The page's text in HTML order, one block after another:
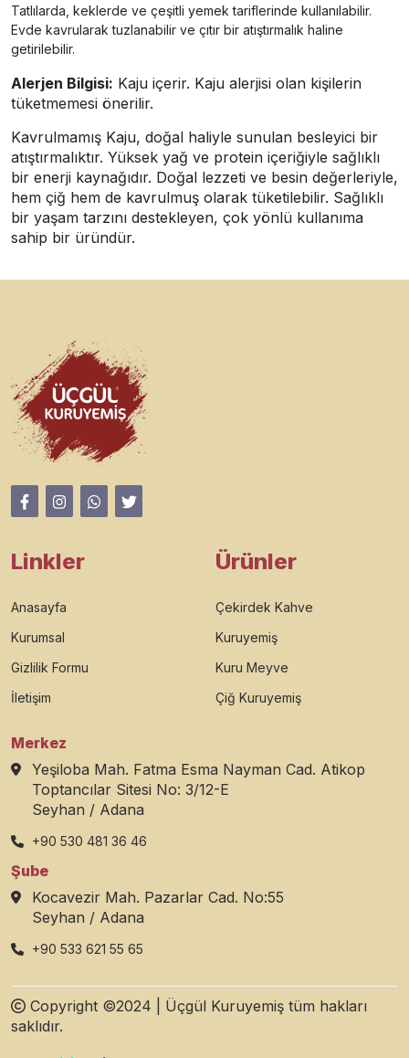
Tatlılarda, keklerde ve çeşitli yemek tariflerinde kullanılabilir.
Evde kavrularak tuzlanabilir ve çıtır bir atıştırmalık haline
getirilebilir.
Alerjen Bilgisi: Kaju içerir. Kaju alerjisi olan kişilerin
tüketmemesi önerilir.
Kavrulmamış Kaju, doğal haliyle sunulan besleyici bir
atıştırmalıktır. Yüksek yağ ve protein içeriğiyle sağlıklı
bir enerji kaynağıdır. Doğal lezzeti ve besin değerleriyle,
hem çiğ hem de kavrulmuş olarak tüketilebilir. Sağlıklı
bir yaşam tarzını destekleyen, çok yönlü kullanıma
sahip bir üründür.
Linkler
Anasayfa
Kurumsal
Gizlilik Formu
İletişim
Ürünler
Çekirdek Kahve
Kuruyemiş
Kuru Meyve
Çiğ Kuruyemiş
Merkez
Yeşiloba Mah. Fatma Esma Nayman Cad. Atikop
Toptancılar Sitesi No: 3/12-E
Seyhan / Adana
+90 530 481 36 46
Şube
Kocavezir Mah. Pazarlar Cad. No:55
Seyhan / Adana
+90 533 621 55 65
Copyright ©2024 | Üçgül Kuruyemiş tüm hakları
saklıdır.